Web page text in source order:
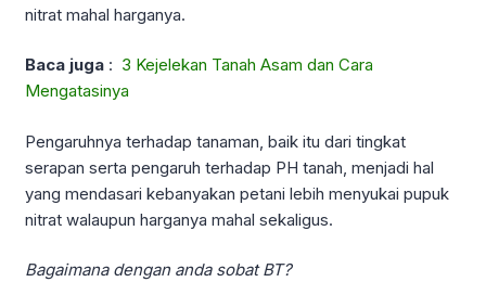
nitrat mahal harganya.
Baca juga : 3 Kejelekan Tanah Asam dan Cara
Mengatasinya
Pengaruhnya terhadap tanaman, baik itu dari tingkat
serapan serta pengaruh terhadap PH tanah, menjadi hal
yang mendasari kebanyakan petani lebih menyukai pupuk
nitrat walaupun harganya mahal sekaligus.
Bagaimana dengan anda sobat BT?